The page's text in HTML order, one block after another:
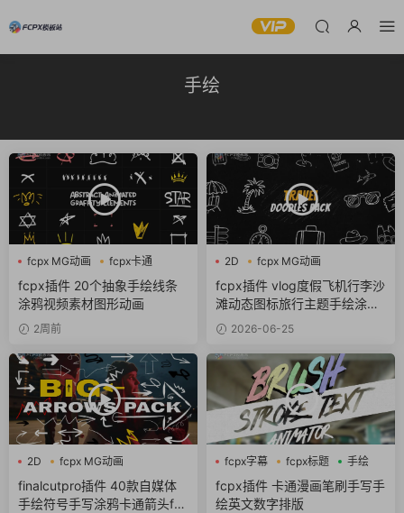
手绘
fcpx MG动画
fcpx卡通
fcpx图形动画
fcpx插件 20个抽象手绘线条
涂鸦视频素材图形动画
2周前
2D
fcpx MG动画
fcpx卡通
fcpx插件 vlog度假飞机行李沙
滩动态图标旅行主题手绘涂鸦
包 2026-06-25
2D
fcpx MG动画
fcpx卡通
finalcutpro插件 40款自媒体
手绘符号手写涂鸦卡通箭头fc
fcpx字幕 fcpx标题 手绘
fcpx插件 卡通漫画笔刷手写手
绘英文数字排版